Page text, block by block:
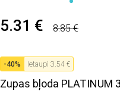
5.31 € 8.85 €
-40% Ietaupi 3.54 €
Zupas bļoda PLATINUM